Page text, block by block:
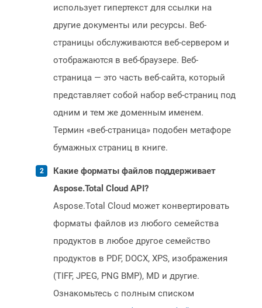
использует гипертекст для ссылки на
другие документы или ресурсы. Веб-
страницы обслуживаются веб-сервером и
отображаются в веб-браузере. Веб-
страница — это часть веб-сайта, который
представляет собой набор веб-страниц под
одним и тем же доменным именем.
Термин «веб-страница» подобен метафоре
бумажных страниц в книге.
Какие форматы файлов поддерживает
Aspose.Total Cloud API?
Aspose.Total Cloud может конвертировать
форматы файлов из любого семейства
продуктов в любое другое семейство
продуктов в PDF, DOCX, XPS, изображения
(TIFF, JPEG, PNG BMP), MD и другие.
Ознакомьтесь с полным списком